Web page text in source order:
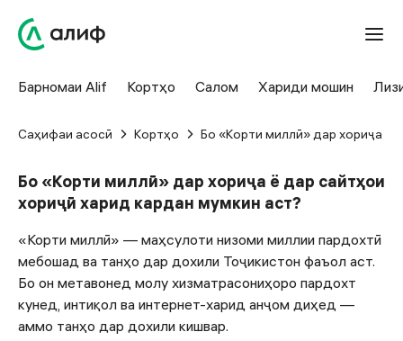
Барномаи Alif Кортҳо Салом Хариди мошин
Саҳифаи асосӣ Кортҳо Бо «Корти миллӣ» дар хориҷа ё
Бо «Корти миллӣ» дар хориҷа ё дар сайтҳои
хориҷӣ харид кардан мумкин аст?
«Корти миллӣ» — маҳсулоти низоми миллии пардохтӣ
мебошад ва танҳо дар дохили Тоҷикистон фаъол аст.
Бо он метавонед молу хизматрасониҳоро пардохт
кунед, интиқол ва интернет-харид анҷом диҳед —
аммо танҳо дар дохили кишвар.